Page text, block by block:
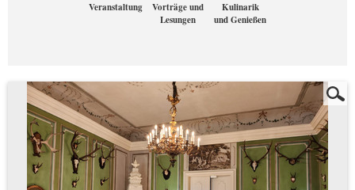
Veranstaltung
Vorträge und
Lesungen
Kulinarik
und Genießen